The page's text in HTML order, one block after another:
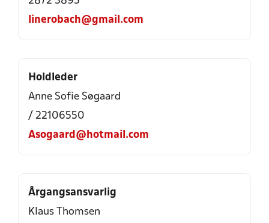
linerobach@gmail.com
Holdleder
Anne Sofie Søgaard
/ 22106550
Asogaard@hotmail.com
Årgangsansvarlig
Klaus Thomsen